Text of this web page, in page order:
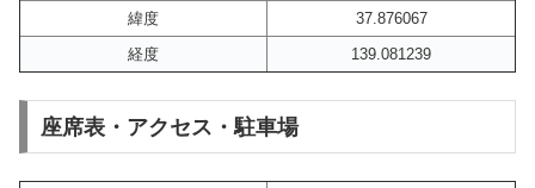
緯度
37.876067
経度
139.081239
座席表・アクセス・駐車場